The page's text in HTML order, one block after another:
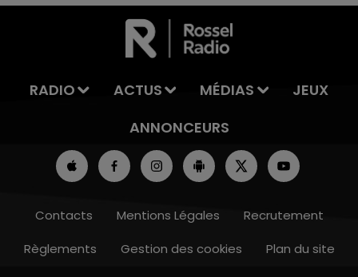
RADIO ACTUS MÉDIAS
JEUX
ANNONCEURS
Contacts Mentions Légales
Recrutement
Règlements
Gestion des cookies Plan du site